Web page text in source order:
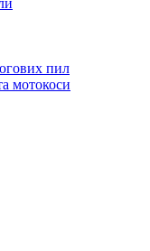
пил
мотокоси